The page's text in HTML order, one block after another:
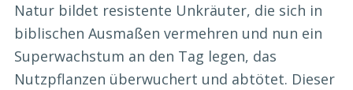
Natur bildet resistente Unkräuter, die sich in
biblischen Ausmaßen vermehren und nun ein
Superwachstum an den Tag legen, das
Nutzpflanzen überwuchert und abtötet. Dieser